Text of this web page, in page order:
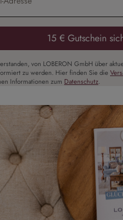
15 € Gutschein
von LOBERON GmbH über
zu werden. Hier finden Sie die
Informationen zum Datenschutz.